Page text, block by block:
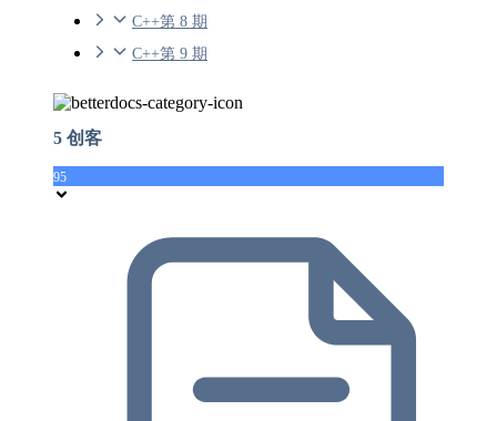
C++第 8 期
C++第 9 期
5 创客
95